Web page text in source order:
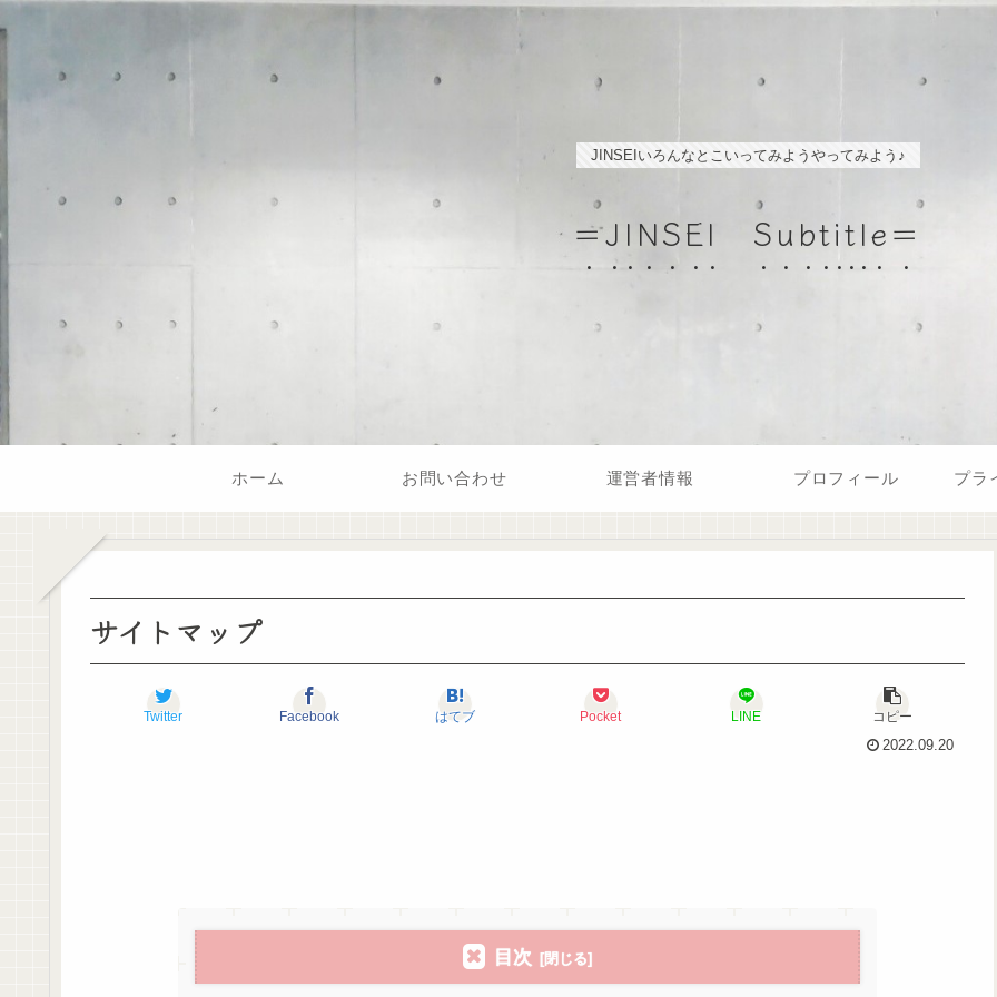
JINSEIいろんなとこいってみようやってみよう♪
＝JINSEI Subtitle＝
ホーム お問い合わせ 運営者情報 プロフィール プラ
サイトマップ
Twitter Facebook はてブ Pocket LINE
コピー
2022.09.20
目次